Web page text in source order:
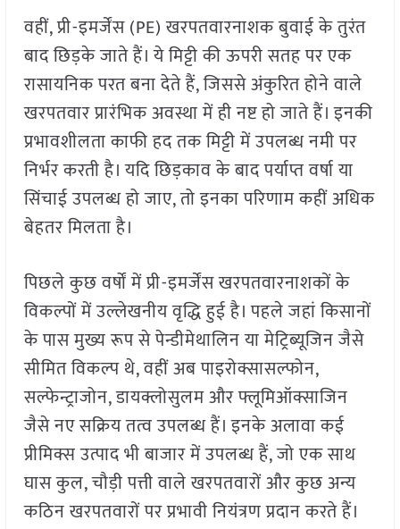
वहीं, प्री-इमर्जेंस (PE) खरपतवारनाशक बुवाई के तुरंत
बाद छिड़के जाते हैं। ये मिट्टी की ऊपरी सतह पर एक
रासायनिक परत बना देते हैं, जिससे अंकुरित होने वाले
खरपतवार प्रारंभिक अवस्था में ही नष्ट हो जाते हैं। इनकी
प्रभावशीलता काफी हद तक मिट्टी में उपलब्ध नमी पर
निर्भर करती है। यदि छिड़काव के बाद पर्याप्त वर्षा या
सिंचाई उपलब्ध हो जाए, तो इनका परिणाम कहीं अधिक
बेहतर मिलता है।
पिछले कुछ वर्षों में प्री-इमर्जेंस खरपतवारनाशकों के
विकल्पों में उल्लेखनीय वृद्धि हुई है। पहले जहां किसानों
के पास मुख्य रूप से पेन्डीमेथालिन या मेट्रिब्यूजिन जैसे
सीमित विकल्प थे, वहीं अब पाइरोक्सासल्फोन,
सल्फेन्ट्राजोन, डायक्लोसुलम और फ्लूमिऑक्साजिन
जैसे नए सक्रिय तत्व उपलब्ध हैं। इनके अलावा कई
प्रीमिक्स उत्पाद भी बाजार में उपलब्ध हैं, जो एक साथ
घास कुल, चौड़ी पत्ती वाले खरपतवारों और कुछ अन्य
कठिन खरपतवारों पर प्रभावी नियंत्रण प्रदान करते हैं।